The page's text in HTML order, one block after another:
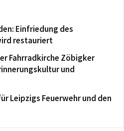
Einfriedung des
restauriert
Fahrradkirche Zöbigker
und
Leipzigs Feuerwehr und den